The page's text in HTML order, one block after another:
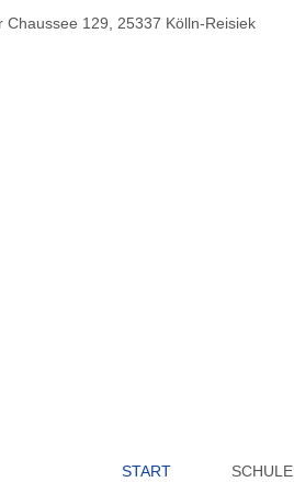
Chaussee 129, 25337 Kölln-Reisiek
START SCHULE